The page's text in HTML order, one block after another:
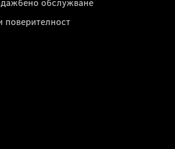
поверителност